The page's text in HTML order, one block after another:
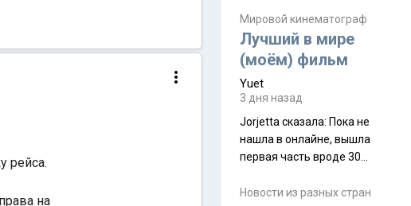
рейса.
на
Мировой кинематограф
Лучший в мире
(моём) фильм
Yuet
3 дня назад
Jorjetta сказалa: Пока не
нашла в онлайне, вышла
первая часть вроде 30
Дивали 8 ноября.
Новости из разных стран